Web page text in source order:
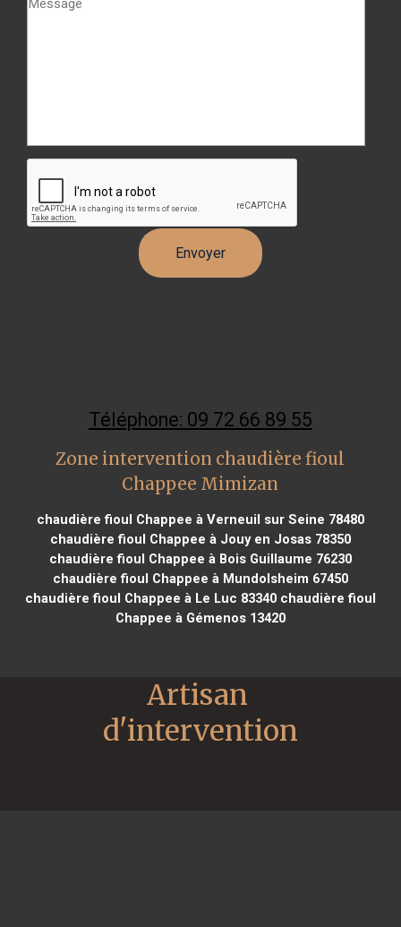
Téléphone: 09 72 66 89 55
Zone intervention chaudière fioul
Chappee Mimizan
chaudière fioul Chappee à Verneuil sur Seine 78480
chaudière fioul Chappee à Jouy en Josas 78350
chaudière fioul Chappee à Bois Guillaume 76230
chaudière fioul Chappee à Mundolsheim 67450
chaudière fioul Chappee à Le Luc 83340chaudière fioul
Chappee à Gémenos 13420
Artisan
d'intervention